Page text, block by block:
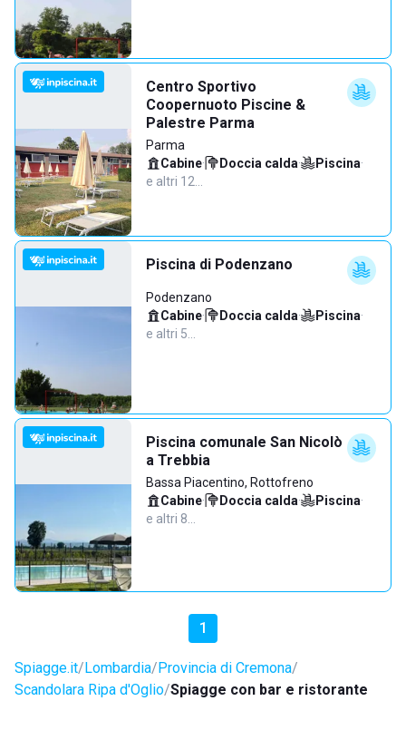
Centro Sportivo
Coopernuoto Piscine &
Palestre Parma
Parma
Cabine· Doccia calda· Piscina·
e altri 12…
Piscina di Podenzano
Podenzano
Cabine· Doccia calda· Piscina·
e altri 5…
Piscina comunale San Nicolò
a Trebbia
Bassa Piacentino, Rottofreno
Cabine· Doccia calda· Piscina·
e altri 8…
1
Spiagge.it Lombardia Provincia di Cremona
Scandolara Ripa d'Oglio Spiagge con bar e ristorante